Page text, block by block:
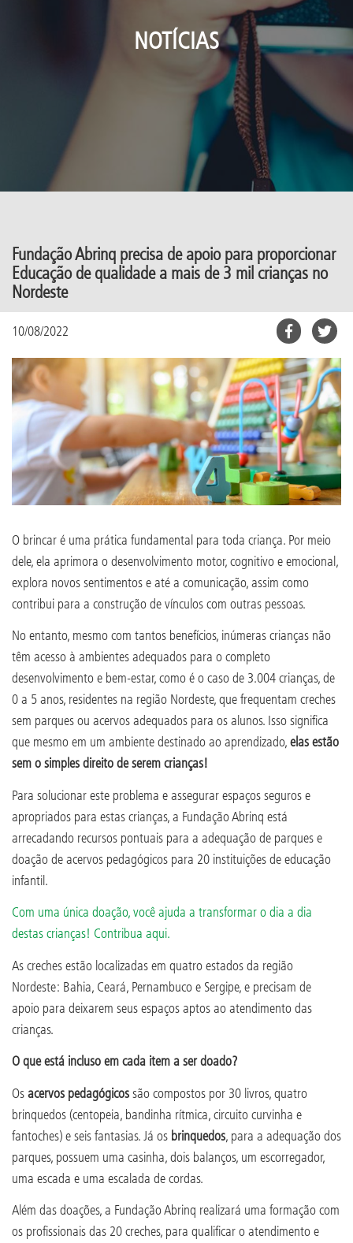
NOTÍCIAS
Fundação Abrinq precisa de apoio para proporcionar
Educação de qualidade a mais de 3 mil crianças no
Nordeste
10/08/2022
O brincar é uma prática fundamental para toda criança. Por meio
dele, ela aprimora o desenvolvimento motor, cognitivo e emocional,
explora novos sentimentos e até a comunicação, assim como
contribui para a construção de vínculos com outras pessoas.
No entanto, mesmo com tantos benefícios, inúmeras crianças não
têm acesso à ambientes adequados para o completo
desenvolvimento e bem-estar, como é o caso de 3.004 crianças, de
0 a 5 anos, residentes na região Nordeste, que frequentam creches
sem parques ou acervos adequados para os alunos. Isso significa
que mesmo em um ambiente destinado ao aprendizado,elas estão
sem o simples direito de serem crianças!
Para solucionar este problema e assegurar espaços seguros e
apropriados para estas crianças, a Fundação Abrinq está
arrecadando recursos pontuais para a adequação de parques e
doação de acervos pedagógicos para 20 instituições de educação
infantil.
Com uma única doação, você ajuda a transformar o dia a dia
destas crianças! Contribua aqui.
As creches estão localizadas em quatro estados da região
Nordeste: Bahia, Ceará, Pernambuco e Sergipe, e precisam de
apoio para deixarem seus espaços aptos ao atendimento das
crianças.
O que está incluso em cada item a ser doado?
Osacervos pedagógicossão compostos por 30 livros, quatro
brinquedos (centopeia, bandinha rítmica, circuito curvinha e
fantoches) e seis fantasias. Já os brinquedos, para a adequação dos
parques, possuem uma casinha, dois balanços, um escorregador,
uma escada e uma escalada de cordas.
Além das doações, a Fundação Abrinq realizará uma formação com
os profissionais das 20 creches, para qualificar o atendimento e